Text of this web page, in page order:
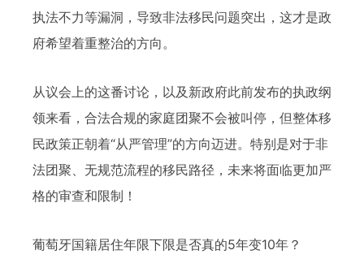
执法不力等漏洞，导致非法移民问题突出，这才是政
府希望着重整治的方向。
从议会上的这番讨论，以及新政府此前发布的执政纲
领来看，合法合规的家庭团聚不会被叫停，但整体移
民政策正朝着“从严管理”的方向迈进。特别是对于非
法团聚、无规范流程的移民路径，未来将面临更加严
格的审查和限制！
葡萄牙国籍居住年限下限是否真的5年变10年？